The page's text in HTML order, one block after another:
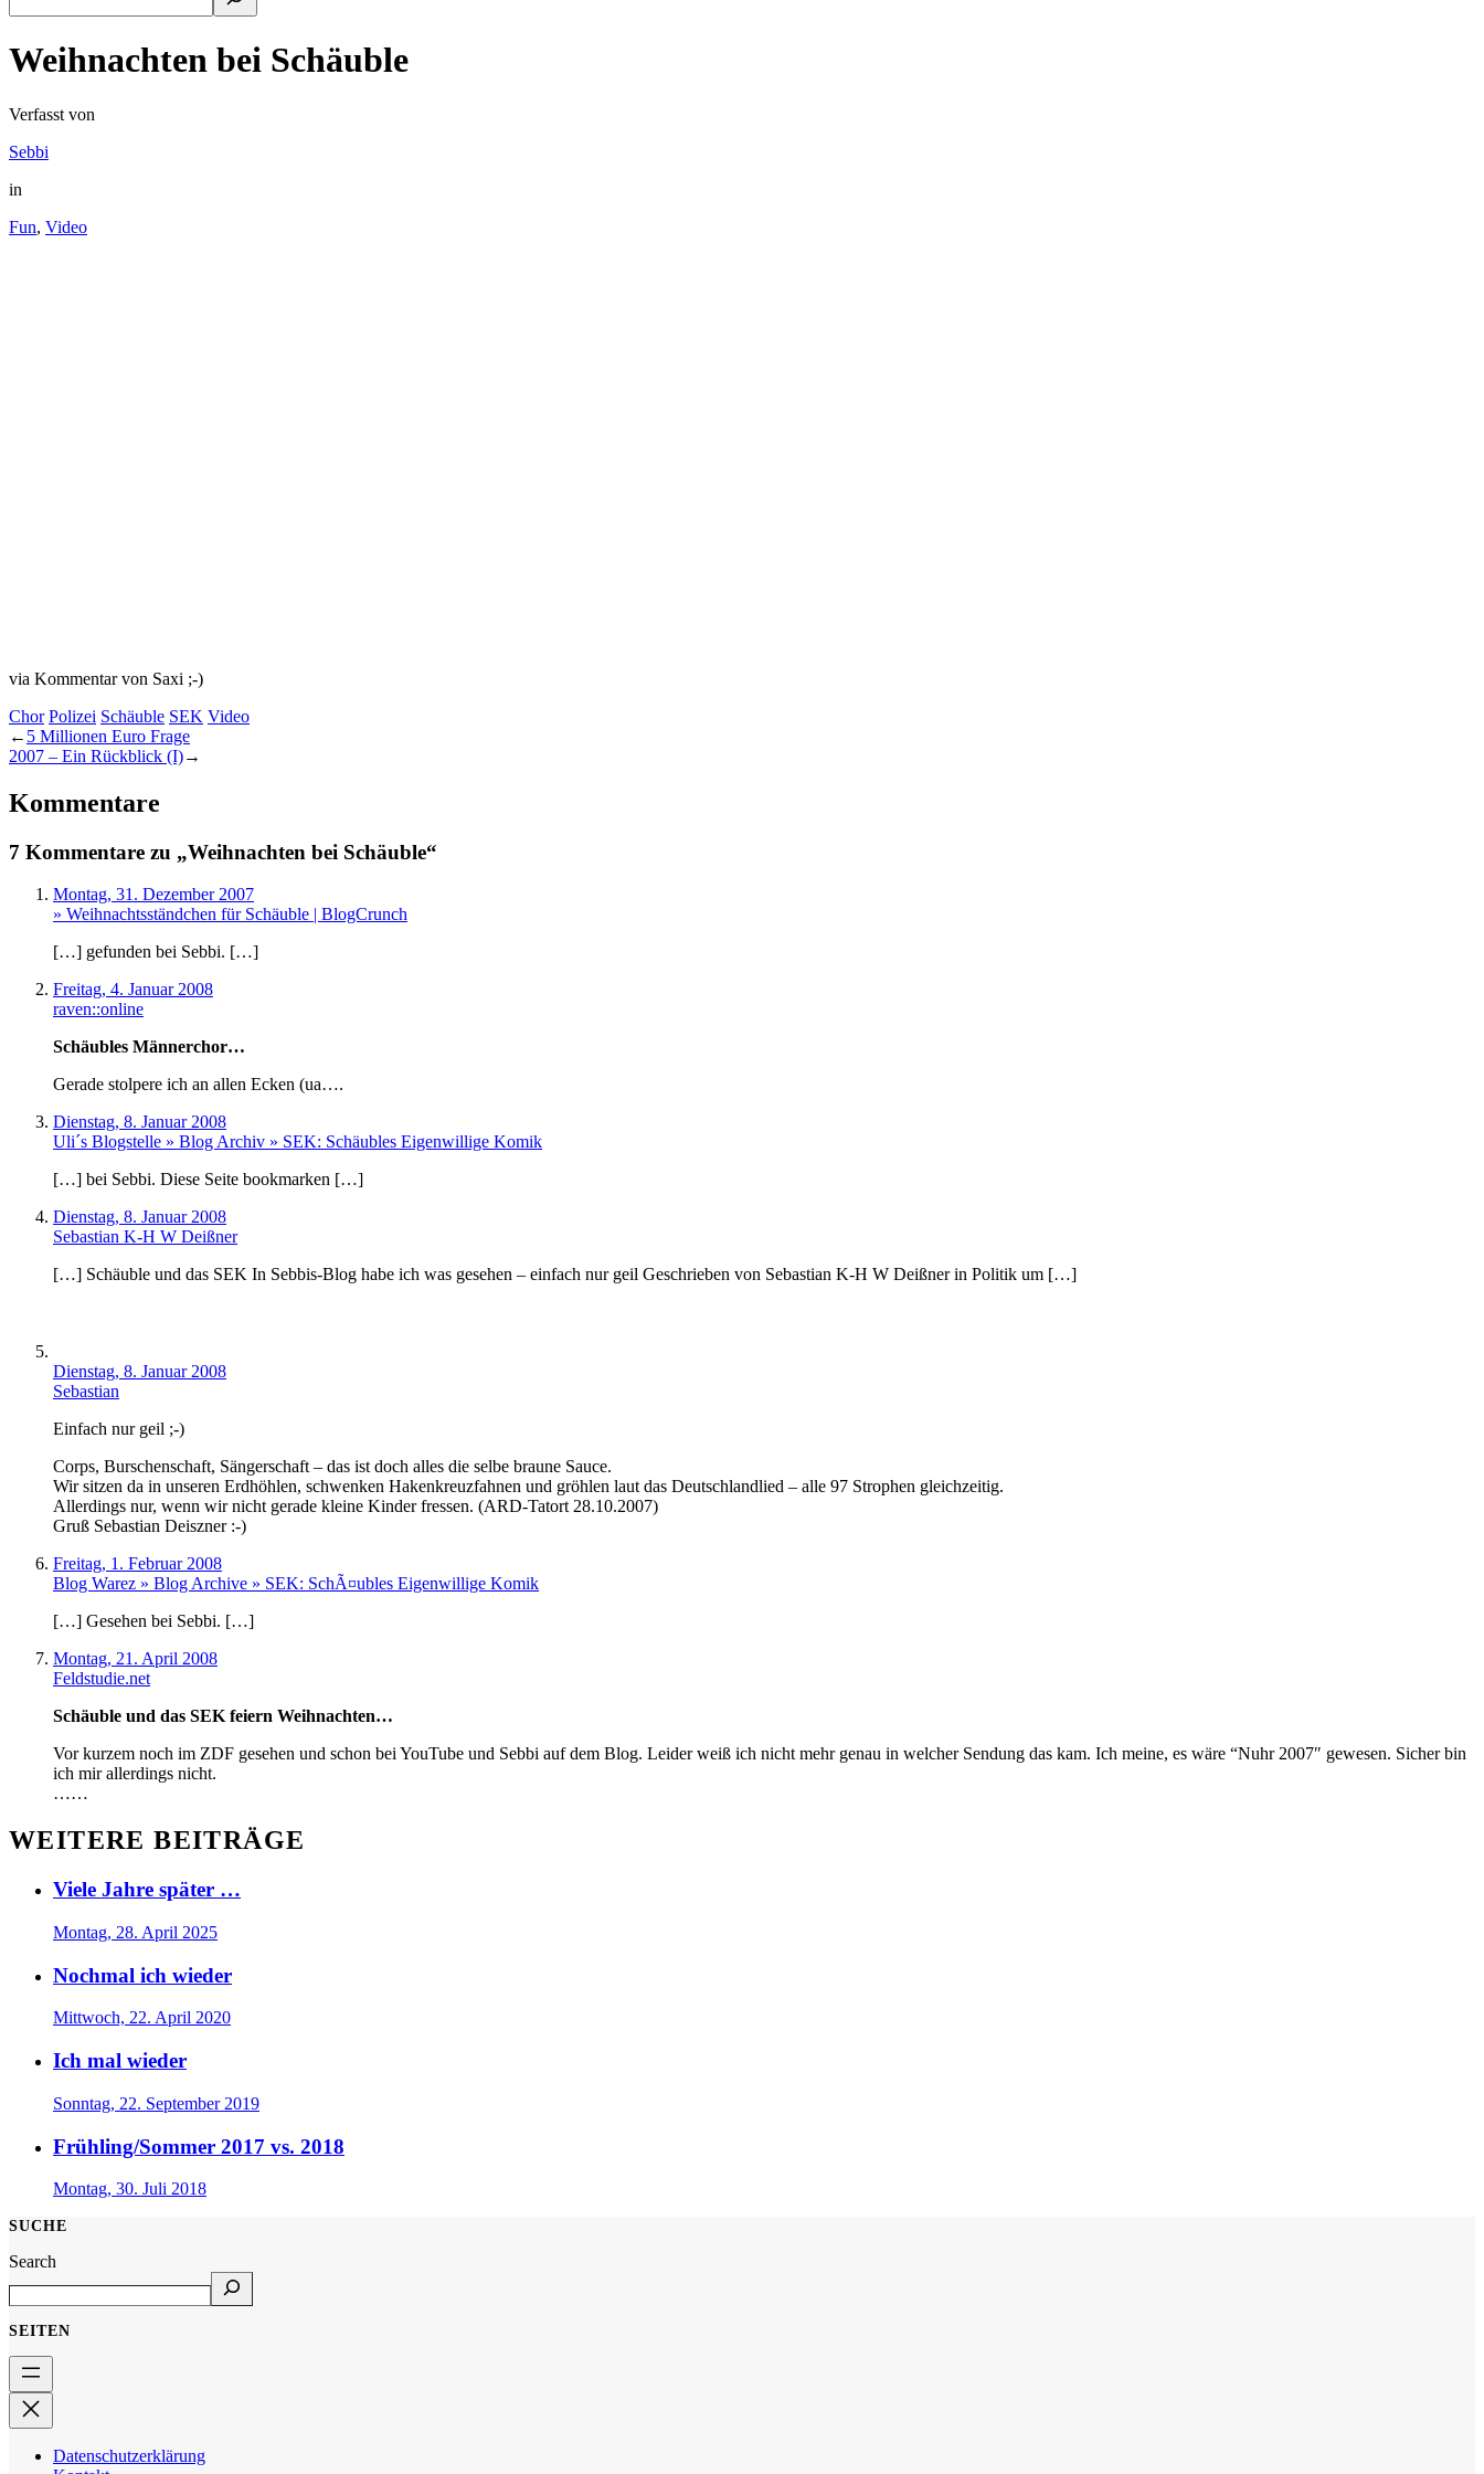
Weihnachten bei Schäuble
Verfasst von
Sebbi
in
Fun, Video
via Kommentar von Saxi ;-)
Chor Polizei Schäuble SEK Video
← 5 Millionen Euro Frage
2007 – Ein Rückblick (I)→
Kommentare
7 Kommentare zu „Weihnachten bei Schäuble“
Montag, 31. Dezember 2007
» Weihnachtsständchen für Schäuble | BlogCrunch
[…] gefunden bei Sebbi. […]
Freitag, 4. Januar 2008
raven::online
Schäubles Männerchor…
Gerade stolpere ich an allen Ecken (ua….
Dienstag, 8. Januar 2008
Uli´s Blogstelle » Blog Archiv » SEK: Schäubles Eigenwillige Komik
[…] bei Sebbi. Diese Seite bookmarken […]
Dienstag, 8. Januar 2008
Sebastian K-H W Deißner
[…] Schäuble und das SEK In Sebbis-Blog habe ich was gesehen – einfach nur geil Geschrieben von Sebastian K-H W Deißner in Politik um […]
Dienstag, 8. Januar 2008
Sebastian
Einfach nur geil ;-)
Corps, Burschenschaft, Sängerschaft – das ist doch alles die selbe braune Sauce.
Wir sitzen da in unseren Erdhöhlen, schwenken Hakenkreuzfahnen und gröhlen laut das Deutschlandlied – alle 97 Strophen gleichzeitig.
Allerdings nur, wenn wir nicht gerade kleine Kinder fressen. (ARD-Tatort 28.10.2007)
Gruß Sebastian Deiszner :-)
Freitag, 1. Februar 2008
Blog Warez » Blog Archive » SEK: SchÃ¤ubles Eigenwillige Komik
[…] Gesehen bei Sebbi. […]
Montag, 21. April 2008
Feldstudie.net
Schäuble und das SEK feiern Weihnachten…
Vor kurzem noch im ZDF gesehen und schon bei YouTube und Sebbi auf dem Blog. Leider weiß ich nicht mehr genau in welcher Sendung das kam. Ich meine, es wäre “Nuhr 2007″ gewesen. Sicher bin
ich mir allerdings nicht.
……
WEITERE BEITRÄGE
Viele Jahre später …
Montag, 28. April 2025
Nochmal ich wieder
Mittwoch, 22. April 2020
Ich mal wieder
Sonntag, 22. September 2019
Frühling/Sommer 2017 vs. 2018
Montag, 30. Juli 2018
SUCHE
Search
SEITEN
Datenschutzerklärung